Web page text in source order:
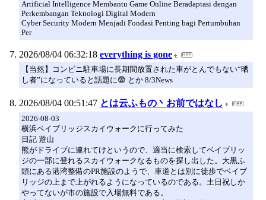
Artificial Intelligence Membantu Game Online Beradaptasi dengan
Perkembangan Teknologi Digital Modern
Cyber Security Modern Menjadi Fondasi Penting bagi Pertumbuhan
Per
2026/08/04 06:32:18 everything is gone
【当然】コンビニ駐車場に長期間放置された車がとんでもない“晒
し者”になっていると話題に😨 とか 8/3News
2026/08/04 00:51:47 とは云ふもの丶お前ではなし
2026-08-03
横浜ベイブリッジスカイウォークに行ってみた
日記 遊山
熊がドライブに連れてけというので、適当に検索してベイブリッ
ジの一部に登れるスカイウォークなるものを探し出した。大黒ふ
頭にある港湾整備のPR施設のようで、車道とは別に徒歩でベイブ
リッジの上まで上がれるようになっているのである。土日祝しか
やってないが市の施設で入場無料である。